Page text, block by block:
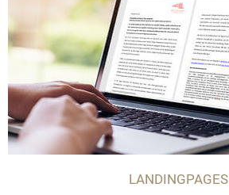
LANDINGPAGES